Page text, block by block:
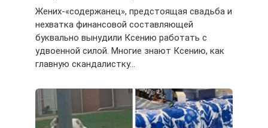
Жених-«содержанец», предстоящая свадьба и
нехватка финансовой составляющей
буквально вынудили Ксению работать с
удвоенной силой. Многие знают Ксению, как
главную скандалистку…